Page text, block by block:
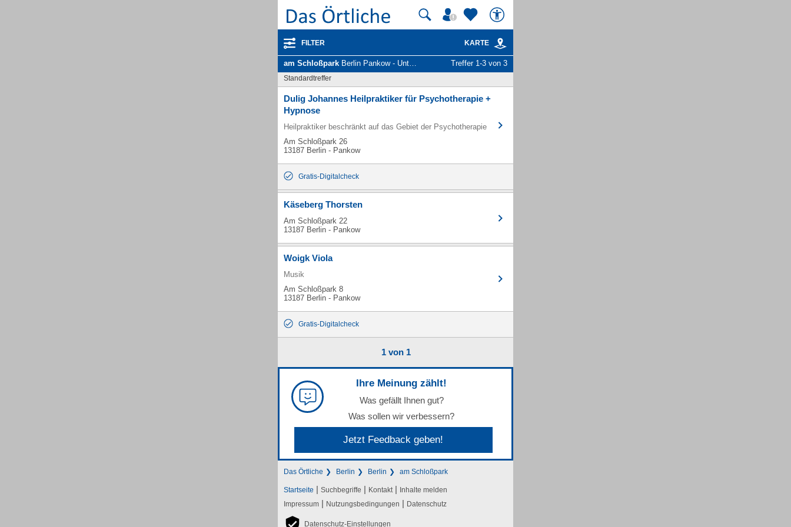
FILTER KARTE
am Schloßpark Berlin Pankow - Unternehmen und Personen Treffer 1-3 von 3
Standardtreffer
Dulig Johannes Heilpraktiker für Psychotherapie +
Hypnose
Heilpraktiker beschränkt auf das Gebiet der Psychotherapie
Am Schloßpark 26
13187 Berlin - Pankow
Gratis-Digitalcheck
Käseberg Thorsten
Am Schloßpark 22
13187 Berlin - Pankow
Woigk Viola
Musik
Am Schloßpark 8
13187 Berlin - Pankow
Gratis-Digitalcheck
1 von 1
Ihre Meinung zählt!
Was gefällt Ihnen gut?
Was sollen wir verbessern?
Jetzt Feedback geben!
Das Örtliche Berlin Berlin am Schloßpark
Startseite | Suchbegriffe | Kontakt | Inhalte melden
Impressum | Nutzungsbedingungen | Datenschutz
Datenschutz-Einstellungen